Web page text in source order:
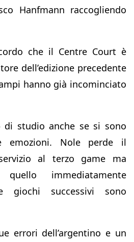
Hanfmann raccogliendo
che il Centre Court è
dell’edizione precedente
hanno già incominciato
studio anche se si sono
emozioni. Nole perde il
al terzo game ma
immediatamente
giochi successivi sono
errori dell’argentino e un